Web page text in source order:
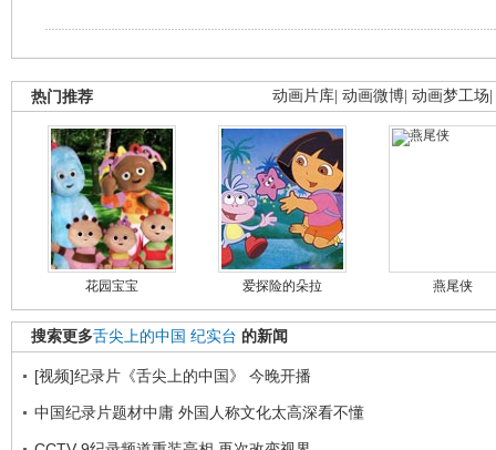
动画片库 动画微博 动画梦工场
热门推荐
花园宝宝 爱探险的朵拉 燕尾侠
搜索更多舌尖上的中国 纪实台 的新闻
[视频]纪录片《舌尖上的中国》 今晚开播
中国纪录片题材中庸 外国人称文化太高深看不懂